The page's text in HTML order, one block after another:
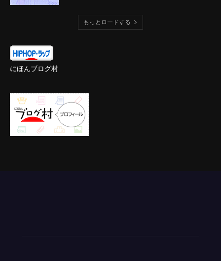
もっとロードする
にほんブログ村